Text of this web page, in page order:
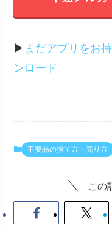
▶︎ まだアプリをお
ンロード
不要品の捨て方・売り方
この